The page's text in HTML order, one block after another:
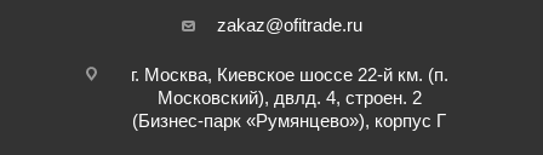
zakaz@ofitrade.ru
г. Москва, Киевское шоссе 22-й км. (п.
Московский), двлд. 4, строен. 2
(Бизнес-парк «Румянцево»), корпус Г